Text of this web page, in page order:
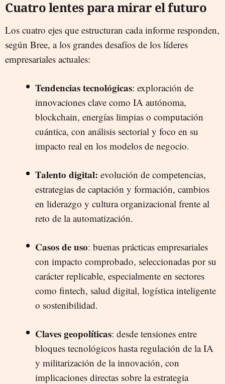
Cuatro lentes para mirar el futuro
Los cuatro ejes que estructuran cada informe responden,
según Bree, a los grandes desafíos de los líderes
empresariales actuales:
Tendencias tecnológicas: exploración de
innovaciones clave como IA autónoma,
blockchain, energías limpias o computación
cuántica, con análisis sectorial y foco en su
impacto real en los modelos de negocio.
Talento digital: evolución de competencias,
estrategias de captación y formación, cambios
en liderazgo y cultura organizacional frente al
reto de la automatización.
Casos de uso: buenas prácticas empresariales
con impacto comprobado, seleccionadas por su
carácter replicable, especialmente en sectores
como fintech, salud digital, logística inteligente
o sostenibilidad.
Claves geopolíticas: desde tensiones entre
bloques tecnológicos hasta regulación de la IA
y militarización de la innovación, con
implicaciones directas sobre la estrategia